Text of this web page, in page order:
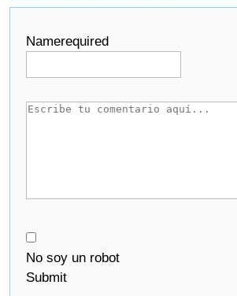
Namerequired
No soy un robot
Submit